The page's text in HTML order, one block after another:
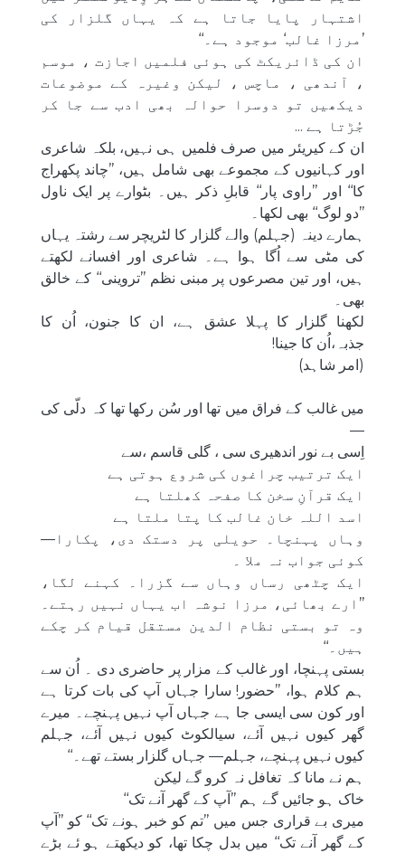
اشتہار پایا جاتا ہے کہ یہاں گلزار کی
’مرزا غالب‘ موجود ہے۔‘‘
ان کی ڈائریکٹ کی ہوئی فلمیں اجازت ، موسم
، آندھی ، ماچس ، لیکن وغیرہ کے موضوعات
دیکھیں تو دوسرا حوالہ بھی ادب سے جا کر
جُڑتا ہے ...
ان کے کیریئر میں صرف فلمیں ہی نہیں، بلکہ شاعری
اور کہانیوں کے مجموعے بھی شامل ہیں، ’’چاند پکھراج
کا‘‘ اور ’’راوی پار‘‘ قابلِ ذکر ہیں۔ بٹوارے پر ایک ناول
’’دو لوگ‘‘ بھی لکھا۔
ہمارے دینہ (جہلم) والے گلزار کا لٹریچر سے رشتہ یہاں
کی مٹی سے اُگا ہوا ہے۔ شاعری اور افسانے لکھتے
ہیں، اور تین مصرعوں پر مبنی نظم ’’تروینی‘‘ کے خالق
بھی۔
لکھنا گلزار کا پہلا عشق ہے، ان کا جنون، اُن کا
جذبہ،اُن کا جینا!
(امر شاہد)
میں غالب کے فراق میں تھا اور سُن رکھا تھا کہ دلّی کی
—
اِسی بے نور اندھیری سی ، گلی قاسم ،سے
ایک ترتیب چراغوں کی شروع ہوتی ہے
ایک قرآنِ سخن کا صفحہ کھلتا ہے
اسد اللہ خان غالب کا پتا ملتا ہے
وہاں پہنچا۔ حویلی پر دستک دی، پکارا—
کوئی جواب نہ ملا ۔
ایک چٹھی رساں وہاں سے گزرا۔ کہنے لگا،
’’ارے بھائی، مرزا نوشہ اب یہاں نہیں رہتے۔
وہ تو بستی نظام الدین مستقل قیام کر چکے
ہیں۔‘‘
بستی پہنچا، اور غالب کے مزار پر حاضری دی ۔ اُن سے
ہم کلام ہوا، ’’حضور! سارا جہاں آپ کی بات کرتا ہے
اور کون سی ایسی جا ہے جہاں آپ نہیں پہنچے۔ میرے
گھر کیوں نہیں آئے، سیالکوٹ کیوں نہیں آئے، جہلم
کیوں نہیں پہنچے، جہلم— جہاں گلزار بستے تھے۔‘‘
ہم نے مانا کہ تغافل نہ کرو گے لیکن
خاک ہو جائیں گے ہم ’’آپ کے گھر آنے تک‘‘
میری بے قراری جس میں ’’تم کو خبر ہونے تک‘‘ کو ’’آپ
کے گھر آنے تک‘‘ میں بدل چکا تھا، کو دیکھتے ہو ئے بڑے